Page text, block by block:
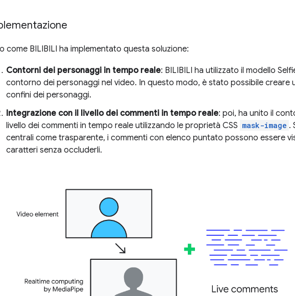
come BILIBILI ha implementato questa soluzione:
Contorni dei personaggi in tempo reale: BILIBILI ha utilizzato il modello
contorno dei personaggi nel video. In questo modo, è stato possibile creare
confini dei personaggi.
Integrazione con il livello dei commenti in tempo reale: poi, ha unito il
livello dei commenti in tempo reale utilizzando le proprietà CSS mask-image .
centrali come trasparente, i commenti con elenco puntato possono essere
caratteri senza occluderli.